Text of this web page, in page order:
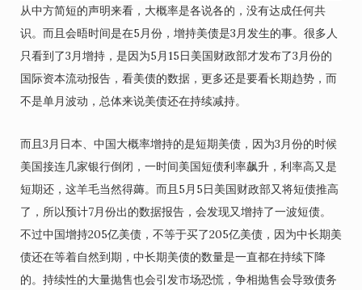
从中方简短的声明来看，大概率是各说各的，没有达成任何共
识。而且会晤时间是在5月份，增持美债是3月发生的事。很多人
只看到了3月增持，是因为5月15日美国财政部才发布了3月份的
国际资本流动报告，看美债的数据，更多还是要看长期趋势，而
不是单月波动，总体来说美债还在持续减持。
而且3月日本、中国大概率增持的是短期美债，因为3月份的时候
美国接连几家银行倒闭，一时间美国短债利率飙升，利率高又是
短期还，这羊毛当然得薅。而且5月5日美国财政部又将短债推高
了，所以预计7月份出的数据报告，会发现又增持了一波短债。
不过中国增持205亿美债，不等于买了205亿美债，因为中长期美
债还在等着自然到期，中长期美债的数量是一直都在持续下降
的。持续性的大量抛售也会引发市场恐慌，争相抛售会导致债务